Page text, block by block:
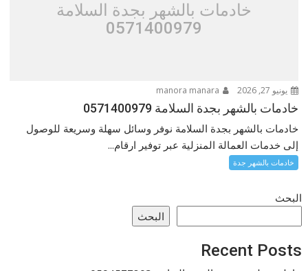
خادمات بالشهر بجدة السلامة
0571400979
يونيو 27, 2026
خادمات بالشهر بجدة السلامة 0571400979
خادمات بالشهر بجدة السلامة نوفر وسائل سهلة وسريعة للوصول
إلى خدمات العمالة المنزلية عبر توفير ارقام...
خادمات بالشهر جدة
البحث
البحث
Recent Posts